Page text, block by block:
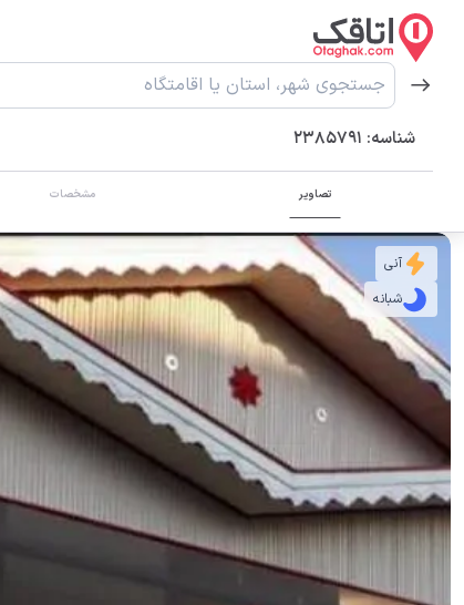
شناسه: 2385791
تصاویر مشخصات
آنی
شبانه